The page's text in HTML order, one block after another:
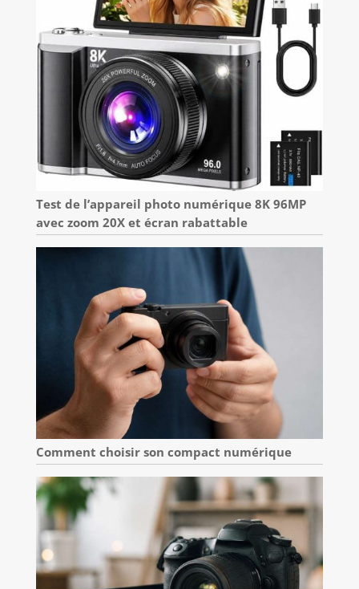
Test de l’appareil photo numérique 8K 96MP
avec zoom 20X et écran rabattable
Comment choisir son compact numérique